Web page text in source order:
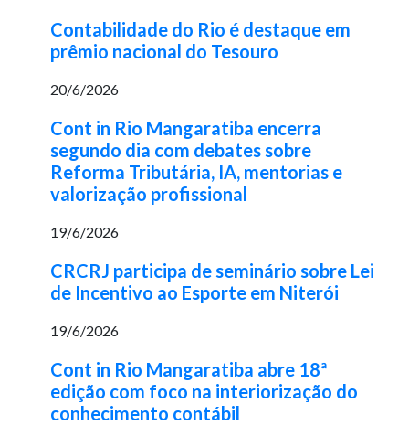
Contabilidade do Rio é destaque em
prêmio nacional do Tesouro
20/6/2026
Cont in Rio Mangaratiba encerra
segundo dia com debates sobre
Reforma Tributária, IA, mentorias e
valorização profissional
19/6/2026
CRCRJ participa de seminário sobre Lei
de Incentivo ao Esporte em Niterói
19/6/2026
Cont in Rio Mangaratiba abre 18ª
edição com foco na interiorização do
conhecimento contábil